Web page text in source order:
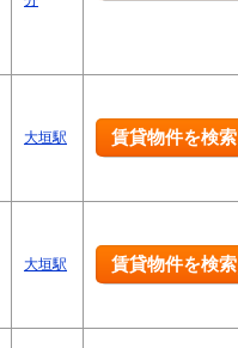
大垣駅 賃貸物件を検索
大垣駅 賃貸物件を検索